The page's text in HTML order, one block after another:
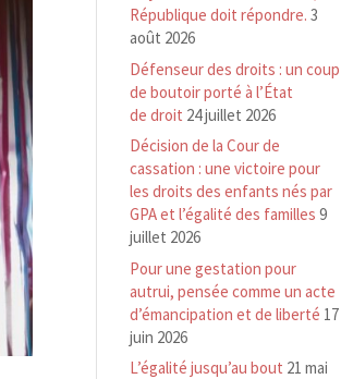
République doit répondre. 3
août 2026
Défenseur des droits : un coup
de boutoir porté à l’État
de droit 24 juillet 2026
Décision de la Cour de
cassation : une victoire pour
les droits des enfants nés par
GPA et l’égalité des familles 9
juillet 2026
Pour une gestation pour
autrui, pensée comme un acte
d’émancipation et de liberté 17
juin 2026
L’égalité jusqu’au bout 21 mai